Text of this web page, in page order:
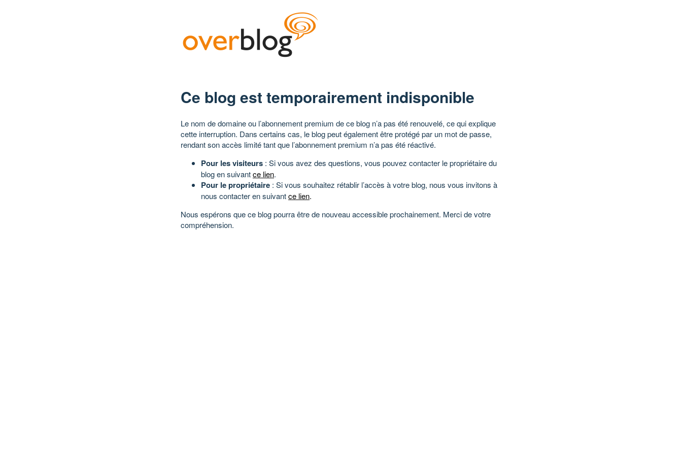
Ce blog est temporairement indisponible
Le nom de domaine ou l’abonnement premium de ce blog n’a pas été renouvelé, ce qui explique
cette interruption. Dans certains cas, le blog peut également être protégé par un mot de passe,
rendant son accès limité tant que l’abonnement premium n’a pas été réactivé.
Pour les visiteurs : Si vous avez des questions, vous pouvez contacter le propriétaire du
blog en suivantce lien.
Pour le propriétaire : Si vous souhaitez rétablir l’accès à votre blog, nous vous invitons à
nous contacter en suivantce lien.
Nous espérons que ce blog pourra être de nouveau accessible prochainement. Merci de votre
compréhension.